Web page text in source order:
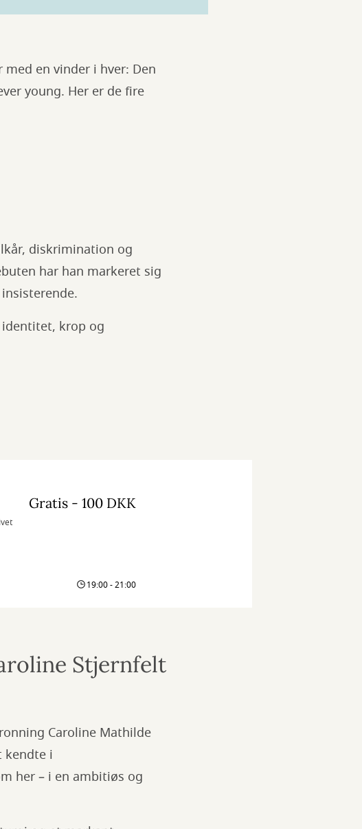
en vinder i hver: Den
young. Her er de fire
diskrimination og
har han markeret sig
krop og
Gratis - 100 DKK
19:00 - 21:00
Stjernfelt
Caroline Mathilde
kendte i
her – i en ambitiøs og